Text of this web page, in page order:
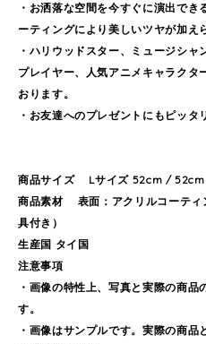
・お洒落な空間を今すぐに演出で
ーティングにより美しいツヤが加え
・ハリウッドスター、ミュージシ
プレイヤー、人気アニメキャラクタ
おります。
・お友達へのプレゼントにもピッタ
商品サイズ Lサイズ 52cm / 52cm
商品素材 表面：アクリルコーテ
具付き）
生産国 タイ国
注意事項
・画像の特性上、写真と実際の商
す。
・画像はサンプルです。実際の商